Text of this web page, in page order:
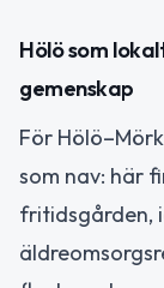
Hölö som
gemenskap
För
som nav: här
fritidsgården,